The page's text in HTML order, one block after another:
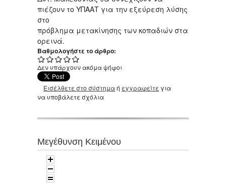
πιέζουν το ΥΠΑΑΤ για την εξεύρεση λύσης
στο
πρόβλημα μετακίνησης των κοπαδιών στα
ορεινά.
Βαθμολογήστε το άρθρο:
Δεν υπάρχουν ακόμα ψήφοι
Εισέλθετε στο σύστημαή εγγραφείτε για
να υποβάλετε σχόλια
Μεγέθυνση Κειμένου